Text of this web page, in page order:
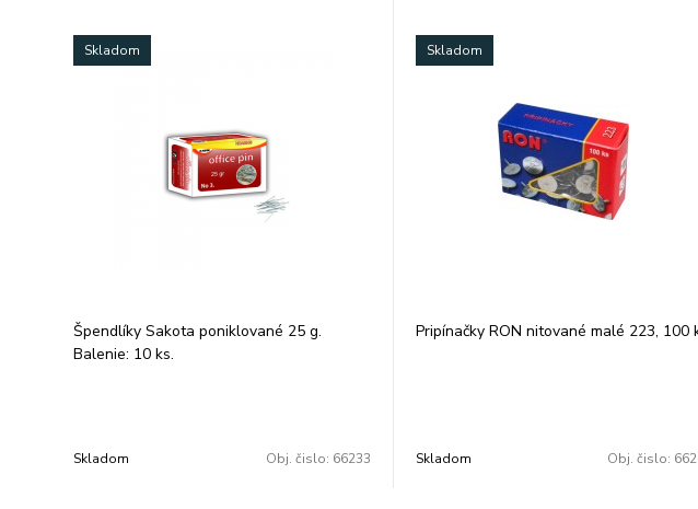
Skladom
Špendlíky Sakota poniklované 25 g.
Balenie: 10 ks.
Skladom Obj. čislo: 66233
Skladom
Pripínačky RON nitované malé 223, 100
Skladom Obj. čislo: